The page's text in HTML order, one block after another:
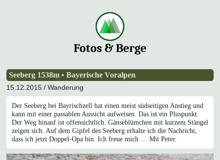
Fotos & Berge
Seeberg 1538m • Bayerische Voralpen
15.12.2015 / Wanderung
Der Seeberg bei Bayrischzell hat einen meist südseitigen Anstieg und
kann mit einer passablen Aussicht aufweisen. Das ist ein Pluspunkt.
Der Weg hinauf ist offensichtlich. Gänseblümchen mit kurzem Stängel
zeigen sich. Auf dem Gipfel des Seeberg erhalte ich die Nachricht,
dass ich jetzt Doppel-Opa bin. Ich freue mich … Mit Peter.